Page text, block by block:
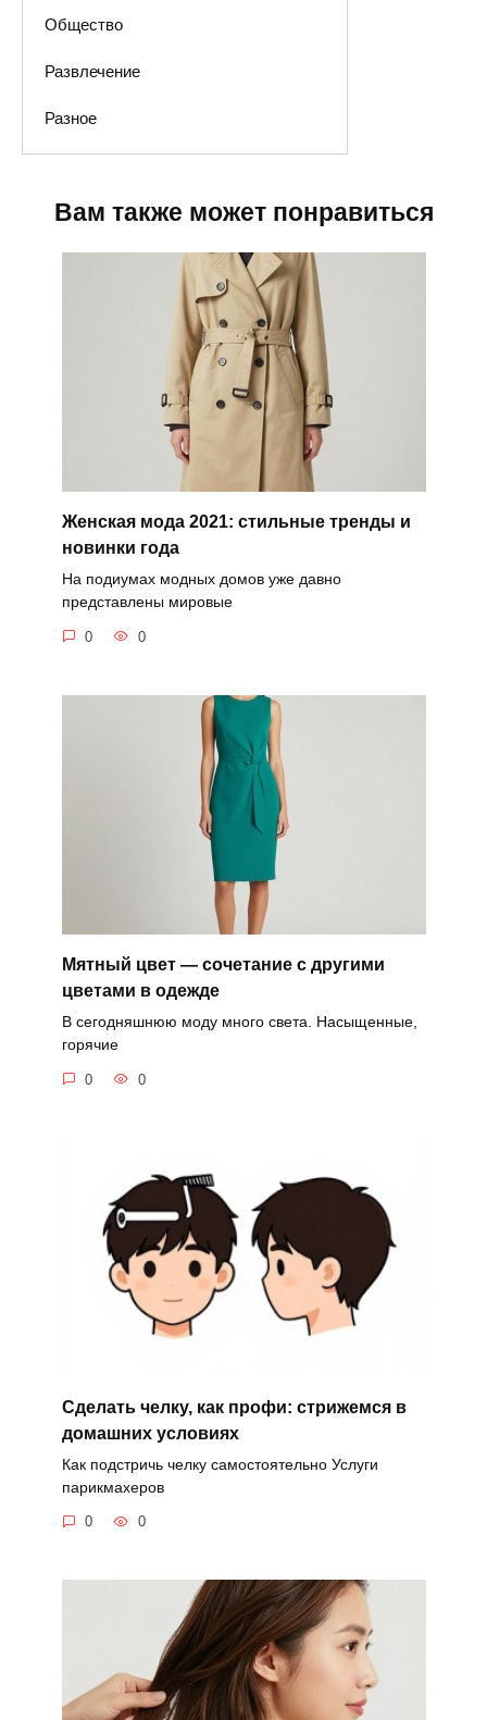
Общество
Развлечение
Разное
Вам также может понравиться
Женская мода 2021: стильные тренды и
новинки года
На подиумах модных домов уже давно
представлены мировые
0 0
Мятный цвет — сочетание с другими
цветами в одежде
В сегодняшнюю моду много света. Насыщенные,
горячие
0 0
Сделать челку, как профи: стрижемся в
домашних условиях
Как подстричь челку самостоятельно Услуги
парикмахеров
0 0